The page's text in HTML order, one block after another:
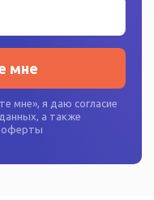
мне
мне», я даю согласие
, а также
оферты